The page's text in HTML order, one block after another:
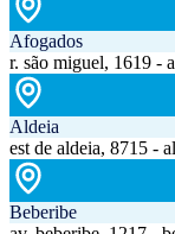
Afogados
r. são miguel, 1619 -
Aldeia
est de aldeia, 8715 -
Beberibe